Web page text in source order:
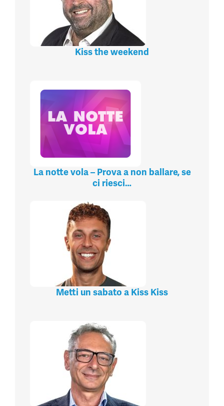
Kiss the weekend
La notte vola – Prova a non ballare, se
ci riesci…
Metti un sabato a Kiss Kiss